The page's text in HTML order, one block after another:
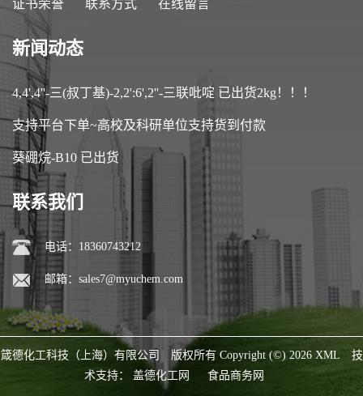
证书荣誉 联系方式 在线留言
新闻动态
4,4',4''-三(叔丁基)-2,2':6',2''-三联吡啶 已出货2kg！！！
支持平台下单~高校及科研单位支持货到付款
葵硼烷-B10 已出货
联系我们
电话：18360743212
邮箱： sales7@myuchem.com
箴德化工科技（上海）有限公司 版权所有 Copyright (©) 2026 XML
技
术支持： 盖德化工网 食品商务网